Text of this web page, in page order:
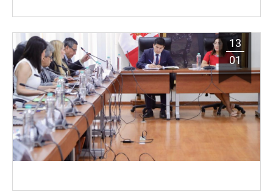
13
01